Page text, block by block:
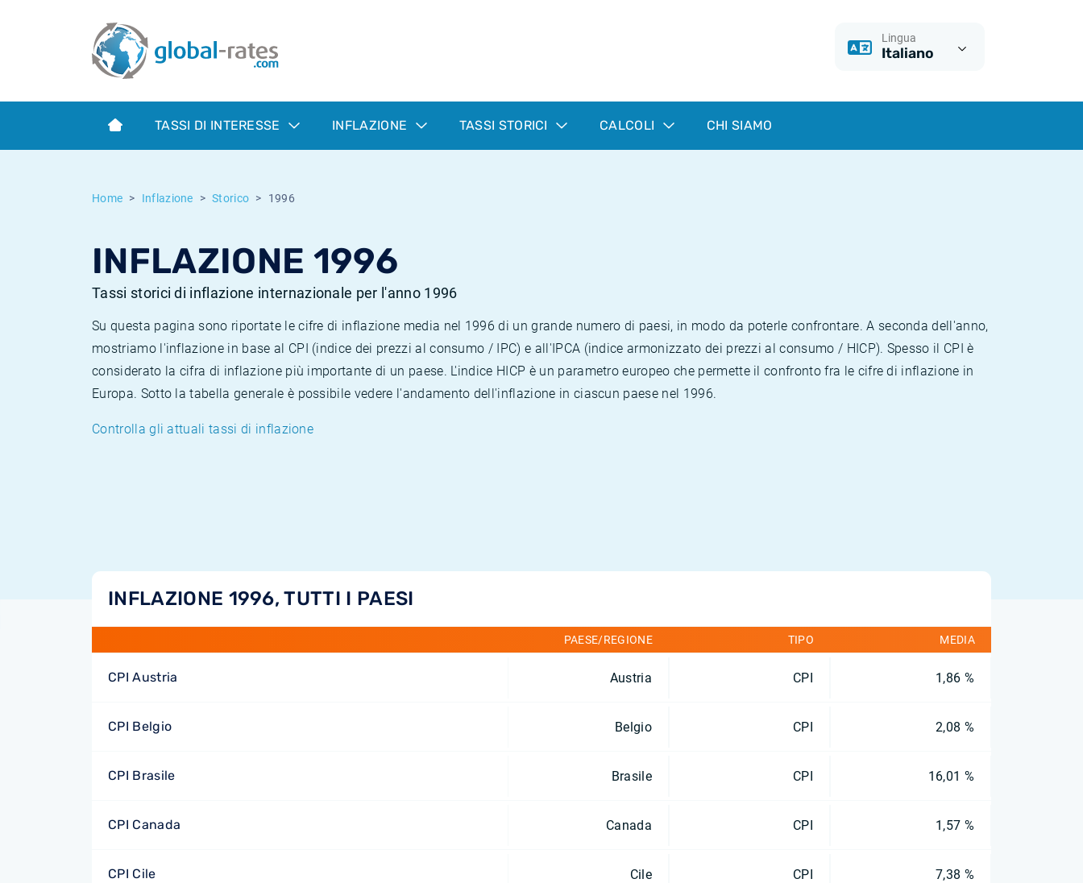
Lingua
Italiano
TASSI DI INTERESSE INFLAZIONE TASSI STORICI CALCOLI CHI SIAMO
Home Inflazione Storico 1996
INFLAZIONE 1996
Tassi storici di inflazione internazionale per l'anno 1996
Su questa pagina sono riportate le cifre di inflazione media nel 1996 di un grande numero di paesi, in modo da poterle confrontare. A seconda dell'anno,
mostriamo l'inflazione in base al CPI (indice dei prezzi al consumo / IPC) e all'IPCA (indice armonizzato dei prezzi al consumo / HICP). Spesso il CPI è
considerato la cifra di inflazione più importante di un paese. L'indice HICP è un parametro europeo che permette il confronto fra le cifre di inflazione in
Europa. Sotto la tabella generale è possibile vedere l'andamento dell'inflazione in ciascun paese nel 1996.
Controlla gli attuali tassi di inflazione
INFLAZIONE 1996, TUTTI I PAESI
PAESE/REGIONE TIPO MEDIA
CPI Austria Austria CPI 1,86 %
CPI Belgio Belgio CPI 2,08 %
CPI Brasile Brasile CPI 16,01 %
CPI Canada Canada CPI 1,57 %
CPI Cile Cile CPI 7,38 %
Term SOFR
Cos'è l'inflazione CPI?
Cos'è l'inflazione HICP?
Inflazione Svizzera
Tassi storici Euribor
Tassi storici di ESTER
Tassi di inflazione storici
Calcolatore dell’inflazione